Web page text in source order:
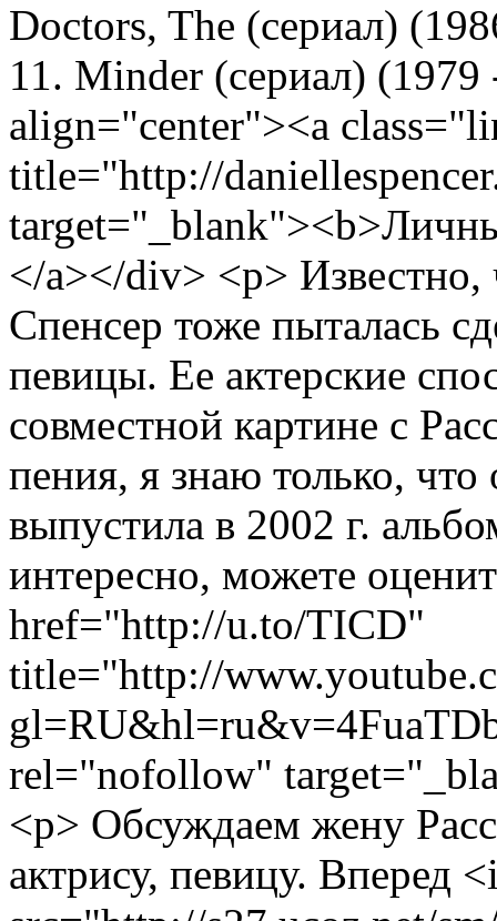
Doctors, The (сериал)
11. Minder (сериал)
align="center"><a
title="http://
</a></div> <p> Известно,
Спенсер тоже пыталась
певицы. Ее актерские
совместной картине с
пения, я знаю только, что
выпустила в 2002 г.
интересно, можете
href="http://u.to/TICD"
title="http://
rel="nofollow"
<p> Обсуждаем жену
актрису, певицу. Вперед